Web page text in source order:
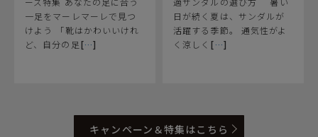
一足をマーレマーレで見つ
けよう 「靴はかわいいけれ
ど、自分の足[…]
日が続く夏は、サンダルが
活躍する季節。 通気性がよ
く涼しく […]
キャンペーン＆特集はこちら